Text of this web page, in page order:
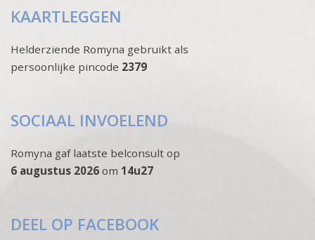
KAARTLEGGEN
Helderziende Romyna gebruikt als
persoonlijke pincode 2379
SOCIAAL INVOELEND
Romyna gaf laatste belconsult op
6 augustus 2026 om 14u27
DEEL OP FACEBOOK